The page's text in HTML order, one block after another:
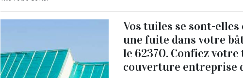
Vos tuiles se sont-
une fuite dans votre
le 62370. Confiez
couverture entreprise